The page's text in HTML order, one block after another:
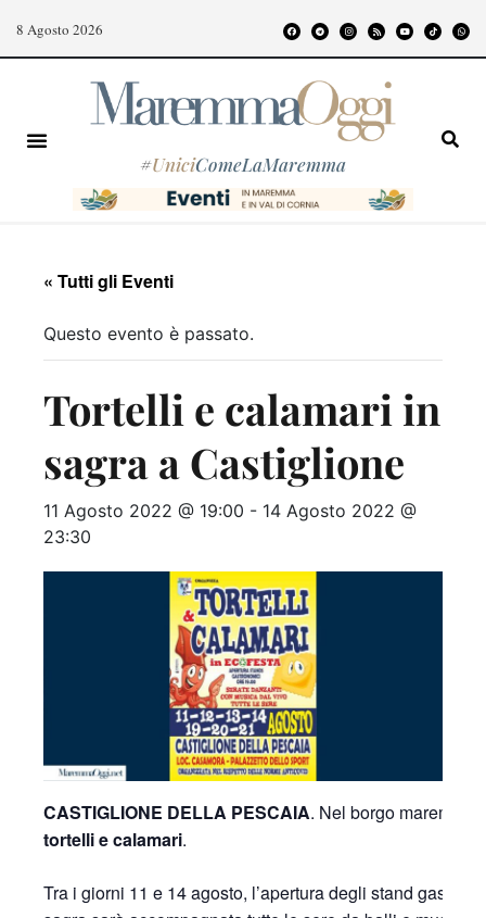
8 Agosto 2026
#UniciComeLaMaremma
« Tutti gli Eventi
Questo evento è passato.
Tortelli e calamari in
sagra a Castiglione
11 Agosto 2022 @ 19:00 - 14 Agosto 2022 @
23:30
CASTIGLIONE DELLA PESCAIA. Nel borgo
tortelli e calamari.
Tra i giorni 11 e 14 agosto, l’apertura degli stand